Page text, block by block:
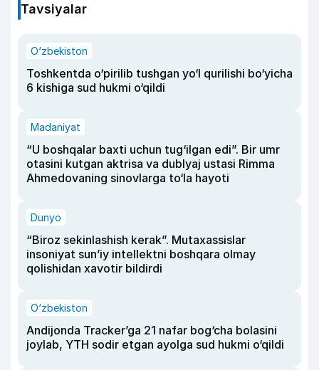
Tavsiyalar
O‘zbekiston
Toshkentda o‘pirilib tushgan yo‘l qurilishi bo‘yicha
6 kishiga sud hukmi o‘qildi
Madaniyat
“U boshqalar baxti uchun tug‘ilgan edi”. Bir umr
otasini kutgan aktrisa va dublyaj ustasi Rimma
Ahmedovaning sinovlarga to‘la hayoti
Dunyo
“Biroz sekinlashish kerak”. Mutaxassislar
insoniyat sun’iy intellektni boshqara olmay
qolishidan xavotir bildirdi
O‘zbekiston
Andijonda Tracker’ga 21 nafar bog‘cha bolasini
joylab, YTH sodir etgan ayolga sud hukmi o‘qildi